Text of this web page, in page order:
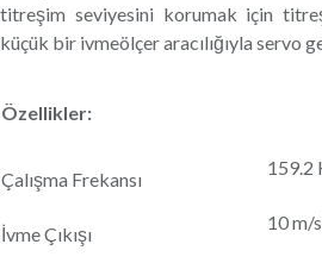
titreşim seviyesini korumak için
küçük bir ivmeölçer aracılığıyla servo
Özellikler:
Çalışma Frekansı
159.2
İvme Çıkışı
10 m/